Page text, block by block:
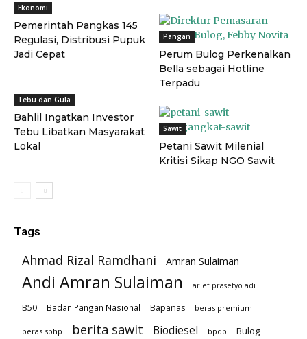
Ekonomi
Pemerintah Pangkas 145
Regulasi, Distribusi Pupuk
Jadi Cepat
Pangan
Perum Bulog Perkenalkan
Bella sebagai Hotline
Terpadu
Tebu dan Gula
Bahlil Ingatkan Investor
Tebu Libatkan Masyarakat
Lokal
Sawit
Petani Sawit Milenial
Kritisi Sikap NGO Sawit
Tags
Ahmad Rizal Ramdhani Amran Sulaiman
Andi Amran Sulaiman arief prasetyo adi
B50 Badan Pangan Nasional Bapanas beras premium
beras sphp berita sawit Biodiesel bpdp Bulog